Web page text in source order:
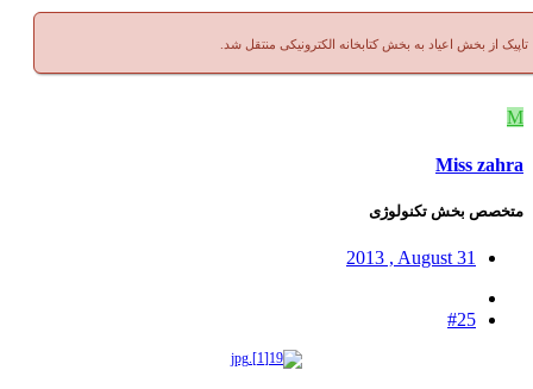
تاپیک از بخش اعیاد به بخش کتابخانه الکترونیکی منتقل شد.
M
Miss zahra
متخصص بخش تکنولوژی
2013 , August 31
#25